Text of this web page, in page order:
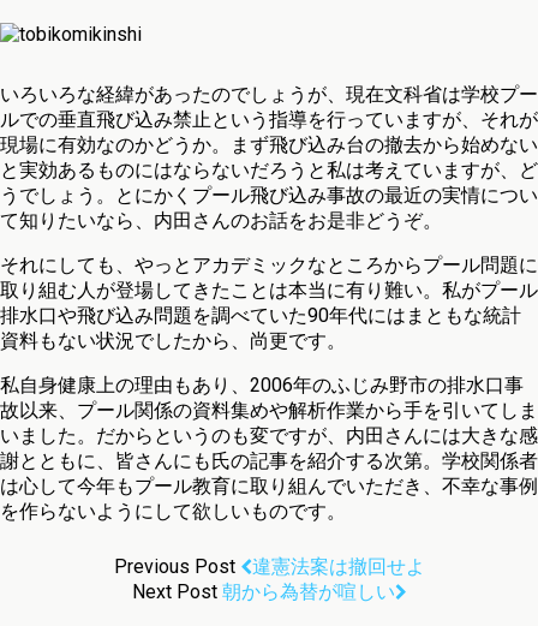
いろいろな経緯があったのでしょうが、現在文科省は学校プー
ルでの垂直飛び込み禁止という指導を行っていますが、それが
現場に有効なのかどうか。まず飛び込み台の撤去から始めない
と実効あるものにはならないだろうと私は考えていますが、ど
うでしょう。とにかくプール飛び込み事故の最近の実情につい
て知りたいなら、内田さんのお話をお是非どうぞ。
それにしても、やっとアカデミックなところからプール問題に
取り組む人が登場してきたことは本当に有り難い。私がプール
排水口や飛び込み問題を調べていた90年代にはまともな統計
資料もない状況でしたから、尚更です。
私自身健康上の理由もあり、2006年のふじみ野市の排水口事
故以来、プール関係の資料集めや解析作業から手を引いてしま
いました。だからというのも変ですが、内田さんには大きな感
謝とともに、皆さんにも氏の記事を紹介する次第。学校関係者
は心して今年もプール教育に取り組んでいただき、不幸な事例
を作らないようにして欲しいものです。
Previous Post
違憲法案は撤回せよ
Next Post 朝から為替が喧しい